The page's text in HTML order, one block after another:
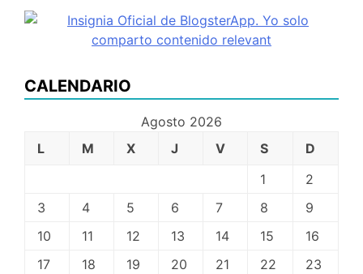
CALENDARIO
Agosto 2026
L
M X J V S D
1
2
3
4 5 6 7 8
9
10
11 12 13 14 15
16
17
18 19 20 21 22
23